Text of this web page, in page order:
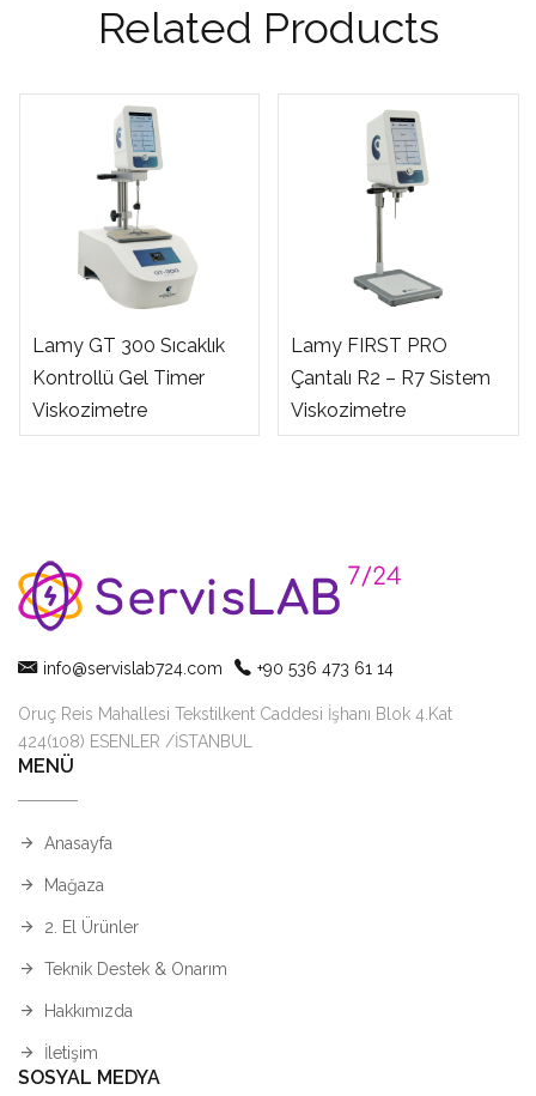
Related Products
Lamy GT 300 Sıcaklık
Kontrollü Gel Timer
Viskozimetre
Lamy FIRST PRO
Çantalı R2 – R7 Sistem
Viskozimetre
info@servislab724.com +90 536 473 61 14
Oruç Reis Mahallesi Tekstilkent Caddesi İşhanı Blok 4.Kat
424(108) ESENLER /İSTANBUL
MENÜ
Anasayfa
Mağaza
2. El Ürünler
Teknik Destek & Onarım
Hakkımızda
İletişim
SOSYAL MEDYA